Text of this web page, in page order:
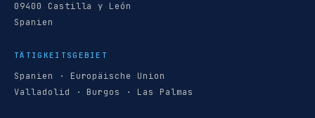
09400 Castilla y León
Spanien
TÄTIGKEITSGEBIET
Spanien · Europäische Union
Valladolid · Burgos · Las Palmas